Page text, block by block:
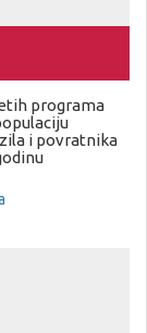
programa
i povratnika